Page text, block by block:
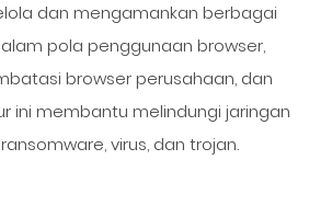
dan mengamankan berbagai
pola penggunaan browser,
browser perusahaan, dan
ini membantu melindungi jaringan
virus, dan trojan.